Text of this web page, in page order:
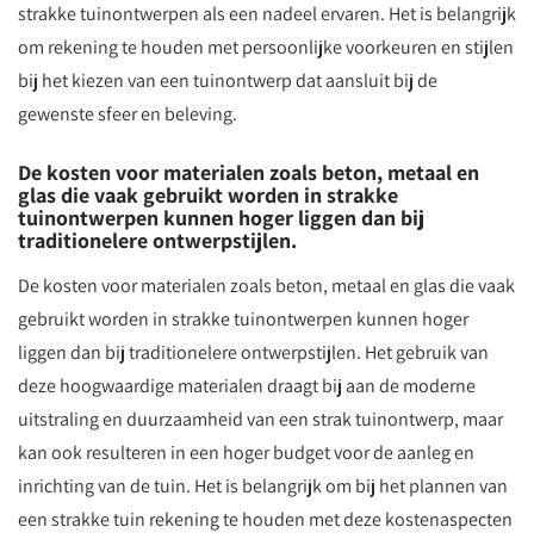
strakke tuinontwerpen als een nadeel ervaren. Het is belangrijk
om rekening te houden met persoonlijke voorkeuren en stijlen
bij het kiezen van een tuinontwerp dat aansluit bij de
gewenste sfeer en beleving.
De kosten voor materialen zoals beton, metaal en
glas die vaak gebruikt worden in strakke
tuinontwerpen kunnen hoger liggen dan bij
traditionelere ontwerpstijlen.
De kosten voor materialen zoals beton, metaal en glas die vaak
gebruikt worden in strakke tuinontwerpen kunnen hoger
liggen dan bij traditionelere ontwerpstijlen. Het gebruik van
deze hoogwaardige materialen draagt bij aan de moderne
uitstraling en duurzaamheid van een strak tuinontwerp, maar
kan ook resulteren in een hoger budget voor de aanleg en
inrichting van de tuin. Het is belangrijk om bij het plannen van
een strakke tuin rekening te houden met deze kostenaspecten